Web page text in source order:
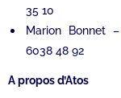
35 10
Marion Bonnet –
6038 48 92
A propos d’Atos